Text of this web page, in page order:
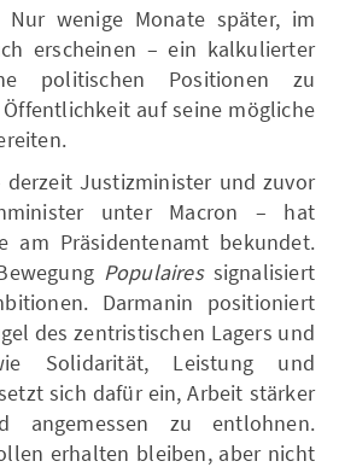
wenige Monate später, im
erscheinen – ein kalkulierter
politischen Positionen zu
auf seine mögliche
derzeit Justizminister und zuvor
unter Macron – hat
am Präsidentenamt bekundet.
Populaires signalisiert
Darmanin positioniert
des zentristischen Lagers und
Solidarität, Leistung und
sich dafür ein, Arbeit stärker
angemessen zu entlohnen.
erhalten bleiben, aber nicht